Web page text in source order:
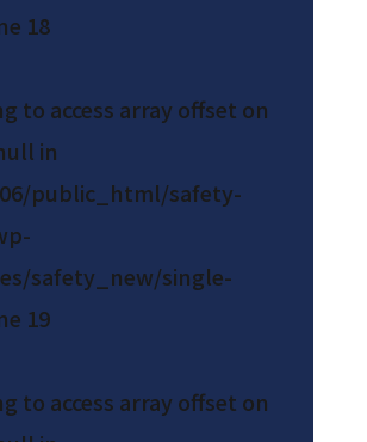
18
to access array offset on
in
public_html/safety-
safety_new/single-
19
to access array offset on